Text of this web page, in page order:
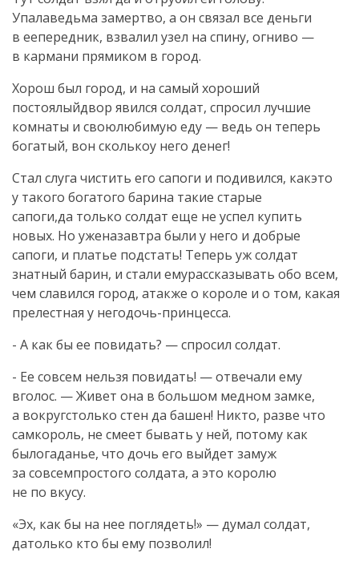
Упалаведьма замертво, а он связал все деньги
в еепередник, взвалил узел на спину, огниво —
в кармани прямиком в город.
Хорош был город, и на самый хороший
постоялыйдвор явился солдат, спросил лучшие
комнаты и своюлюбимую еду — ведь он теперь
богатый, вон сколькоу него денег!
Стал слуга чистить его сапоги и подивился, какэто
у такого богатого барина такие старые
сапоги,да только солдат еще не успел купить
новых. Но уженазавтра были у него и добрые
сапоги, и платье подстать! Теперь уж солдат
знатный барин, и стали емурассказывать обо всем,
чем славился город, атакже о короле и о том, какая
прелестная у негодочь-принцесса.
- А как бы ее повидать? — спросил солдат.
- Ее совсем нельзя повидать! — отвечали ему
вголос. — Живет она в большом медном замке,
а вокругстолько стен да башен! Никто, разве что
самкороль, не смеет бывать у ней, потому как
былогаданье, что дочь его выйдет замуж
за совсемпростого солдата, а это королю
не по вкусу.
«Эх, как бы на нее поглядеть!» — думал солдат,
датолько кто бы ему позволил!